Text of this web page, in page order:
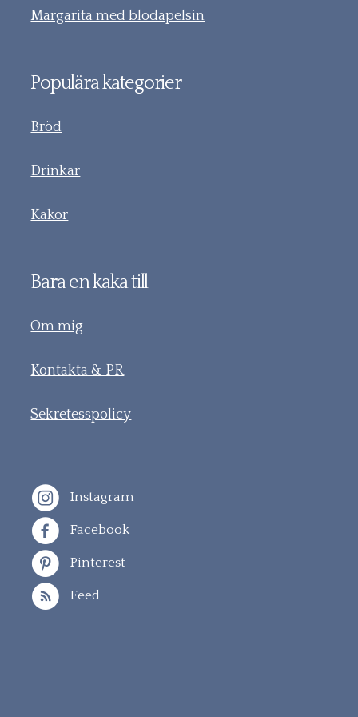
Margarita med blodapelsin
Populära kategorier
Bröd
Drinkar
Kakor
Bara en kaka till
Om mig
Kontakta & PR
Sekretesspolicy
Instagram
Facebook
Pinterest
Feed